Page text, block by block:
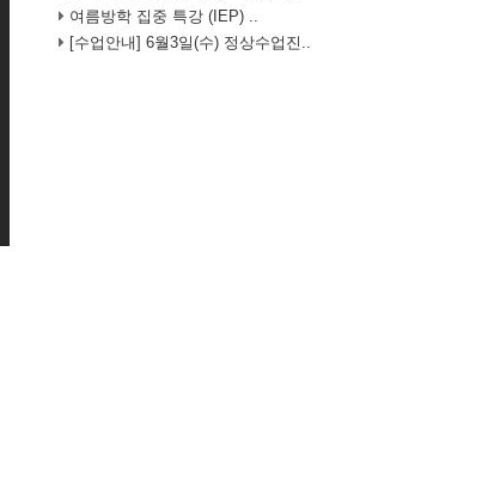
여름방학 집중 특강 (IEP) ..
[수업안내] 6월3일(수) 정상수업진..